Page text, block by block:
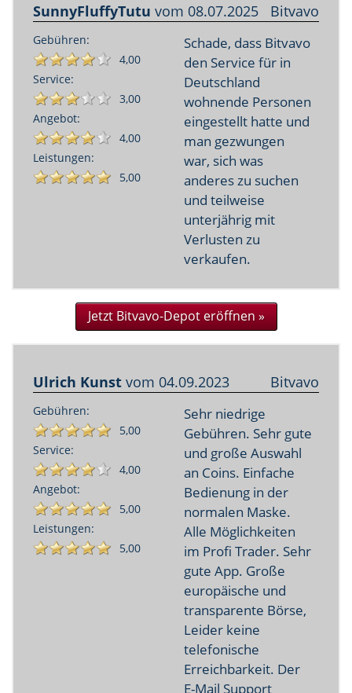
SunnyFluffyTutu vom 08.07.2025 Bitvavo
Gebühren:
4,00
Service:
3,00
Angebot:
4,00
Leistungen:
5,00
Schade, dass Bitvavo
den Service für in
Deutschland
wohnende Personen
eingestellt hatte und
man gezwungen
war, sich was
anderes zu suchen
und teilweise
unterjährig mit
Verlusten zu
verkaufen.
Jetzt Bitvavo-Depot eröffnen »
Ulrich Kunst vom 04.09.2023 Bitvavo
Gebühren:
5,00
Service:
4,00
Angebot:
5,00
Leistungen:
5,00
Sehr niedrige
Gebühren. Sehr gute
und große Auswahl
an Coins. Einfache
Bedienung in der
normalen Maske.
Alle Möglichkeiten
im Profi Trader. Sehr
gute App. Große
europäische und
transparente Börse,
Leider keine
telefonische
Erreichbarkeit. Der
E-Mail Support